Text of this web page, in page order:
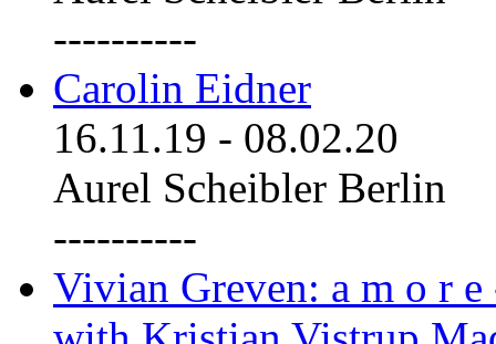
----------
Carolin Eidner
16.11.19 - 08.02.20
Aurel Scheibler Berlin
----------
Vivian Greven: a m o r